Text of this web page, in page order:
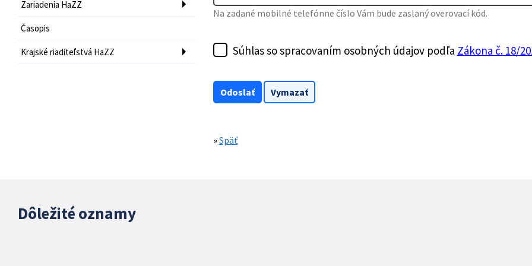
Zariadenia HaZZ
Časopis
Krajské riaditeľstvá HaZZ
Na zadané mobilné telefónne číslo Vám bude zaslaný overovací kód.
Súhlas so spracovaním osobných údajov podľa Zákona č. 18/
»Späť
Dôležité oznamy